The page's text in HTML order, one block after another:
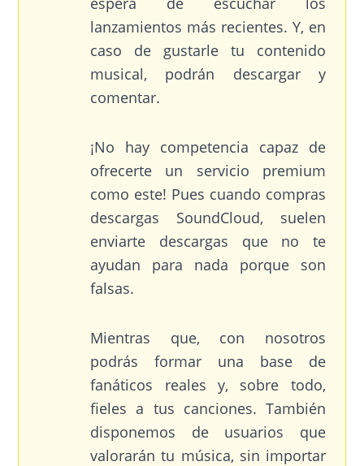
lanzamientos más recientes. Y, en
caso de gustarle tu contenido
musical, podrán descargar y
comentar.
¡No hay competencia capaz de
ofrecerte un servicio premium
como este! Pues cuando compras
descargas SoundCloud, suelen
enviarte descargas que no te
ayudan para nada porque son
falsas.
Mientras que, con nosotros
podrás formar una base de
fanáticos reales y, sobre todo,
fieles a tus canciones. También
disponemos de usuarios que
valorarán tu música, sin importar